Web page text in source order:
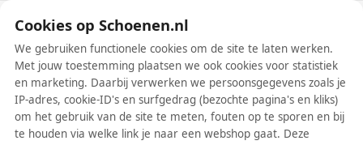
Schoenen.nl
Wis filters Alle filters
Cookies op Schoenen.nl
We gebruiken functionele cookies om de site te laten werken.
Met jouw toestemming plaatsen we ook cookies voor statistiek
en marketing. Daarbij verwerken we persoonsgegevens zoals je
IP-adres, cookie-ID's en surfgedrag (bezochte pagina's en kliks)
om het gebruik van de site te meten, fouten op te sporen en bij
te houden via welke link je naar een webshop gaat. Deze